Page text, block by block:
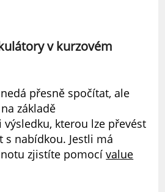
v kurzovém
přesně spočítat, ale
základě
kterou lze převést
s nabídkou. Jestli má
zjistíte pomocívalue